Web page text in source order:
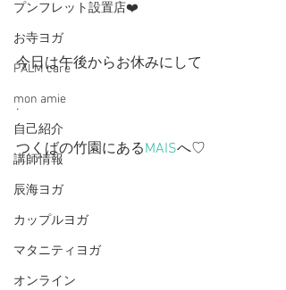
プンフレット設置店❤️
お寺ヨガ
PALM care
mon amie
自己紹介
講師情報
辰海ヨガ
カップルヨガ
マタニティヨガ
オンライン
今日は午後からお休みにして
.
つくばの竹園にあるMAISへ♡